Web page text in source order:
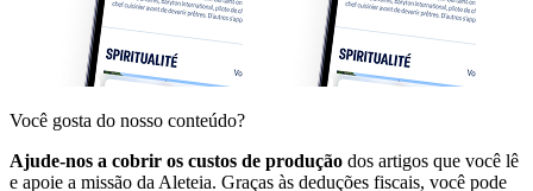
Você gosta do nosso conteúdo?
Ajude-nos a cobrir os custos de produção dos artigos que você lê
e apoie a missão da Aleteia. Graças às deduções fiscais, você pode